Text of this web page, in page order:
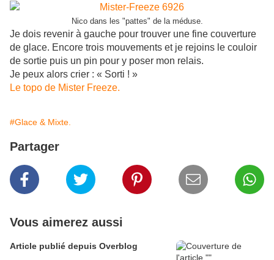
Nico dans les "pattes" de la méduse.
Je dois revenir à gauche pour trouver une fine couverture
de glace. Encore trois mouvements et je rejoins le couloir
de sortie puis un pin pour y poser mon relais.
Je peux alors crier : « Sorti ! »
Le topo de Mister Freeze.
#Glace & Mixte.
Partager
Vous aimerez aussi
Article publié depuis Overblog